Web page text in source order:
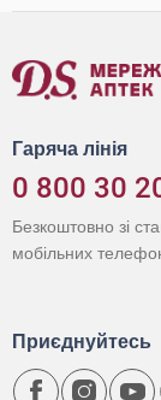
Гаряча лінія
0 800 30
Безкоштовно зі
мобільних
Приєднуйтесь